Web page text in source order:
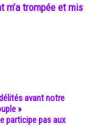
m’a trompée et mis
avant notre
»
participe pas aux